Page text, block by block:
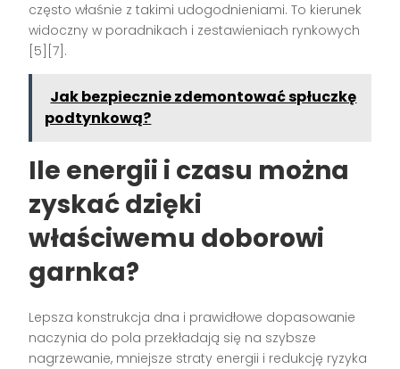
często właśnie z takimi udogodnieniami. To kierunek
widoczny w poradnikach i zestawieniach rynkowych
[5][7].
Jak bezpiecznie zdemontować spłuczkę
podtynkową?
Ile energii i czasu można
zyskać dzięki
właściwemu doborowi
garnka?
Lepsza konstrukcja dna i prawidłowe dopasowanie
naczynia do pola przekładają się na szybsze
nagrzewanie, mniejsze straty energii i redukcję ryzyka